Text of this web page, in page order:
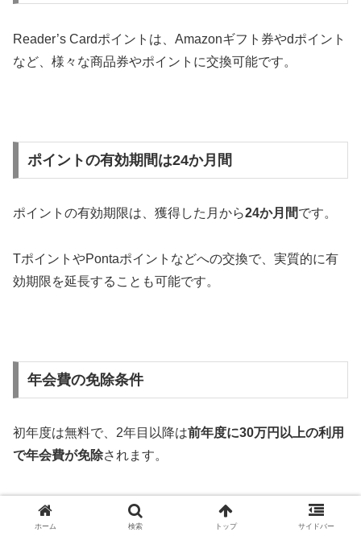
Reader’s Cardポイントは、Amazonギフト券やdポイント
など、様々な商品券やポイントに交換可能です​​。
ポイントの有効期間は24か月間
ポイントの有効期限は、獲得した月から24か月間です。
TポイントやPontaポイントなどへの交換で、実質的に有
効期限を延長することも可能です​​。
年会費の免除条件
初年度は無料で、2年目以降は前年度に30万円以上の利用
で年会費が免除されます​​。
ホーム 検索 トップ サイドバー